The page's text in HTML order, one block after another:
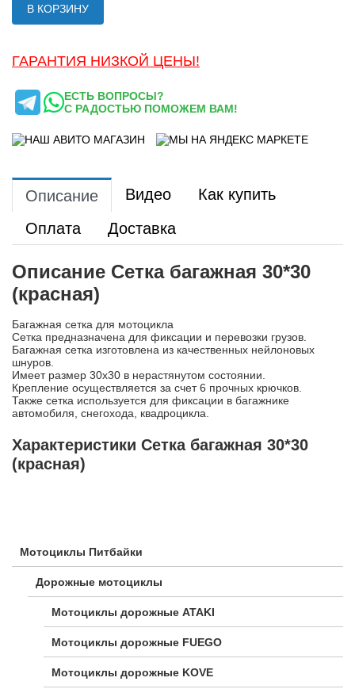
Мотоциклы Питбайки
Дорожные мотоциклы
Мотоциклы дорожные ATAKI
Мотоциклы дорожные FUEGO
Мотоциклы дорожные KOVE
В КОРЗИНУ
ГАРАНТИЯ НИЗКОЙ ЦЕНЫ!
ЕСТЬ ВОПРОСЫ?
С РАДОСТЬЮ ПОМОЖЕМ ВАМ!
Описание Видео
Как купить
Оплата
Доставка
Описание Сетка багажная 30*30
(красная)
Багажная сетка для мотоцикла
Сетка предназначена для фиксации и перевозки грузов.
Багажная сетка изготовлена из качественных нейлоновых
шнуров.
Имеет размер 30х30 в нерастянутом состоянии.
Крепление осуществляется за счет 6 прочных крючков.
Также сетка используется для фиксации в багажнике
автомобиля, снегохода, квадроцикла.
Характеристики Сетка багажная 30*30
(красная)